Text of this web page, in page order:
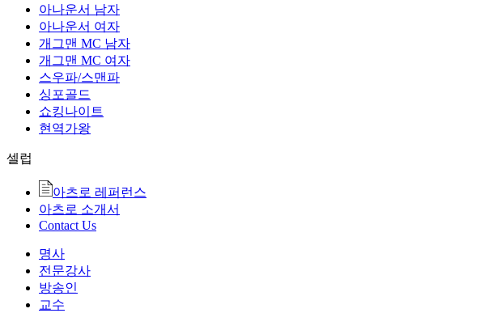
아나운서 남자
아나운서 여자
개그맨 MC 남자
개그맨 MC 여자
스우파/스맨파
싱포골드
쇼킹나이트
현역가왕
셀럽
아츠로 레퍼런스
아츠로 소개서
Contact Us
명사
전문강사
방송인
교수